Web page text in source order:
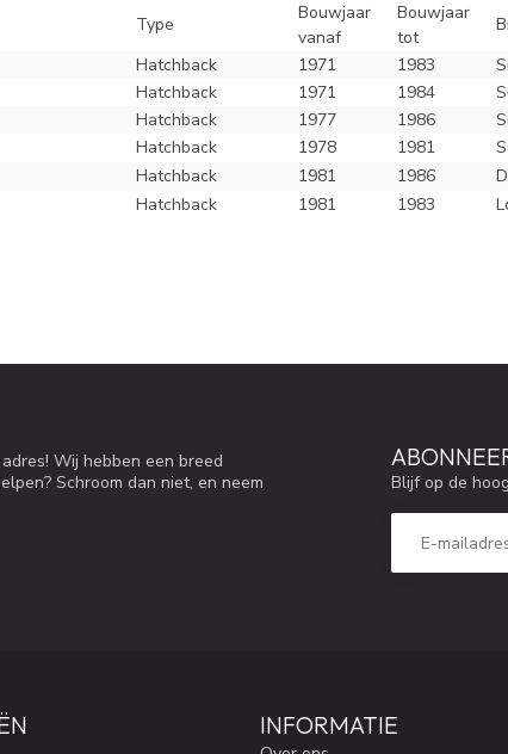
Type
Bouwjaar
vanaf
Bouwjaar
tot
Hatchback 1971 1983
Hatchback 1971 1984
Hatchback 1977 1986
Hatchback 1978 1981
Hatchback 1981 1986
Hatchback 1981 1983
Wij hebben een breed
Schroom dan niet, en neem
Blijf op de
INFORMATIE